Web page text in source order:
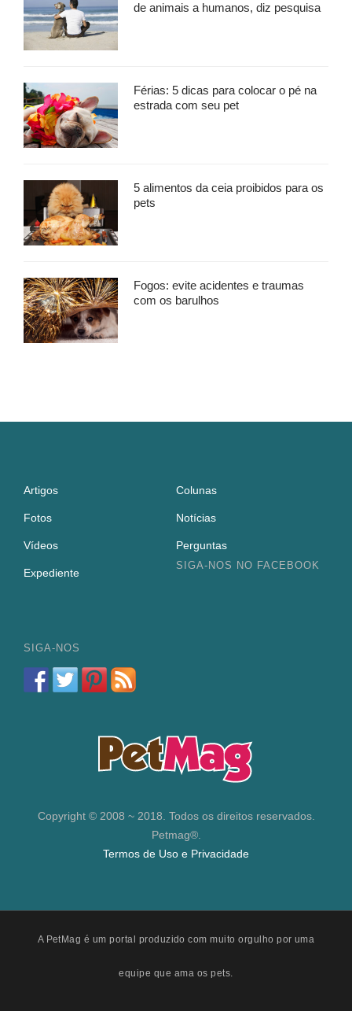
de animais a humanos, diz pesquisa
Férias: 5 dicas para colocar o pé na
estrada com seu pet
5 alimentos da ceia proibidos para os
pets
Fogos: evite acidentes e traumas
com os barulhos
Artigos Colunas
Fotos Notícias
Vídeos Perguntas
Expediente
SIGA-NOS NO FACEBOOK
SIGA-NOS
Copyright © 2008 ~ 2018. Todos os direitos reservados.
Petmag®.
Termos de Uso e Privacidade
A PetMag é um portal produzido com muito orgulho por uma
equipe que ama os pets.